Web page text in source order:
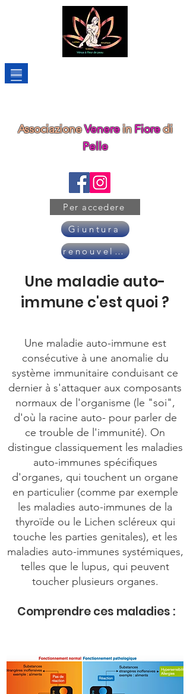
AssociazioneVenereinFioredi
Pelle
Per accedere
Giuntura
renouveler son adhésion
Une maladie auto-
immune c'est quoi ?
Une maladie auto-immune est
consécutive à une anomalie du
système immunitaire conduisant ce
dernier à s'attaquer aux composants
normaux de l'organisme (le "soi",
d'où la racine auto- pour parler de
ce trouble de l'immunité). On
distingue classiquement les maladies
auto-immunes spécifiques
d'organes, qui touchent un organe
en particulier (comme par exemple
les maladies auto-immunes de la
thyroïde ou le Lichen scléreux qui
touche les parties genitales), et les
maladies auto-immunes systémiques,
telles que le lupus, qui peuvent
toucher plusieurs organes.
Comprendre ces maladies :